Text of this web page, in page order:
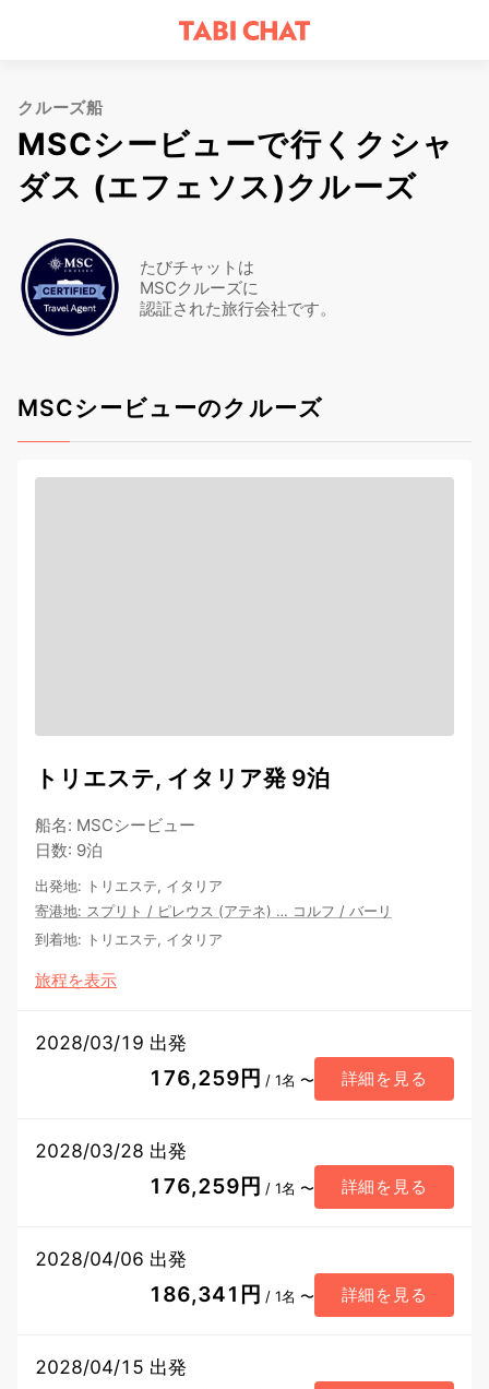
クルーズ船
MSCシービューで行くクシャ
ダス (エフェソス)クルーズ
たびチャットは
MSCクルーズに
認証された旅行会社です。
MSCシービューのクルーズ
トリエステ, イタリア発 9泊
船名: MSCシービュー
日数: 9泊
出発地: トリエステ, イタリア
寄港地: スプリト / ピレウス (アテネ) … コルフ / バーリ
到着地: トリエステ, イタリア
旅程を表示
2028/03/19 出発
176,259円 / 1名 〜 詳細を見る
2028/03/28 出発
176,259円 / 1名 〜 詳細を見る
2028/04/06 出発
186,341円 / 1名 〜 詳細を見る
2028/04/15 出発